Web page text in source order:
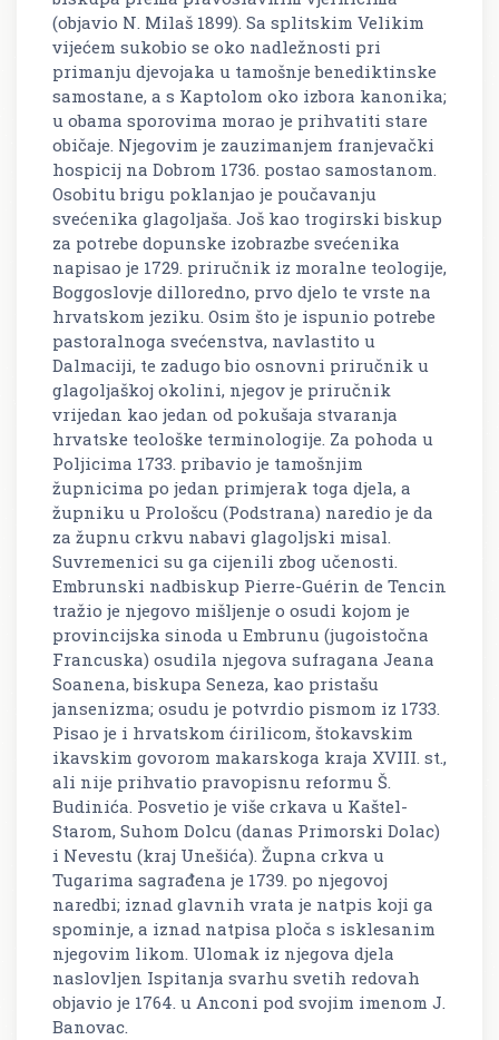
(objavio N. Milaš 1899). Sa splitskim Velikim
vijećem sukobio se oko nadležnosti pri
primanju djevojaka u tamošnje benediktinske
samostane, a s Kaptolom oko izbora kanonika;
u obama sporovima morao je prihvatiti stare
običaje. Njegovim je zauzimanjem franjevački
hospicij na Dobrom 1736. postao samostanom.
Osobitu brigu poklanjao je poučavanju
svećenika glagoljaša. Još kao trogirski biskup
za potrebe dopunske izobrazbe svećenika
napisao je 1729. priručnik iz moralne teologije,
Boggoslovje dilloredno, prvo djelo te vrste na
hrvatskom jeziku. Osim što je ispunio potrebe
pastoralnoga svećenstva, navlastito u
Dalmaciji, te zadugo bio osnovni priručnik u
glagoljaškoj okolini, njegov je priručnik
vrijedan kao jedan od pokušaja stvaranja
hrvatske teološke terminologije. Za pohoda u
Poljicima 1733. pribavio je tamošnjim
župnicima po jedan primjerak toga djela, a
župniku u Prološcu (Podstrana) naredio je da
za župnu crkvu nabavi glagoljski misal.
Suvremenici su ga cijenili zbog učenosti.
Embrunski nadbiskup Pierre-Guérin de Tencin
tražio je njegovo mišljenje o osudi kojom je
provincijska sinoda u Embrunu (jugoistočna
Francuska) osudila njegova sufragana Jeana
Soanena, biskupa Seneza, kao pristašu
jansenizma; osudu je potvrdio pismom iz 1733.
Pisao je i hrvatskom ćirilicom, štokavskim
ikavskim govorom makarskoga kraja XVIII. st.,
ali nije prihvatio pravopisnu reformu Š.
Budinića. Posvetio je više crkava u Kaštel-
Starom, Suhom Dolcu (danas Primorski Dolac)
i Nevestu (kraj Unešića). Župna crkva u
Tugarima sagrađena je 1739. po njegovoj
naredbi; iznad glavnih vrata je natpis koji ga
spominje, a iznad natpisa ploča s isklesanim
njegovim likom. Ulomak iz njegova djela
naslovljen Ispitanja svarhu svetih redovah
objavio je 1764. u Anconi pod svojim imenom J.
Banovac.